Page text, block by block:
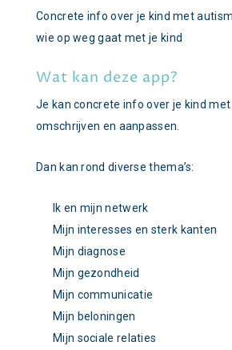
Concrete info over je kind met
wie op weg gaat met je kind
Wat kan deze app?
Je kan concrete info over je kind
omschrijven en aanpassen.
Dan kan rond diverse thema’s:
Ik en mijn netwerk
Mijn interesses en sterk kanten
Mijn diagnose
Mijn gezondheid
Mijn communicatie
Mijn beloningen
Mijn sociale relaties